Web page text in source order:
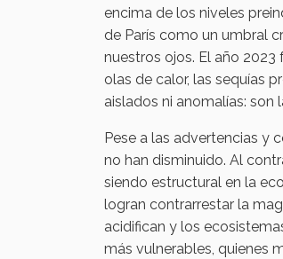
encima de los niveles
de París como un umbral
nuestros ojos. El año
olas de calor, las sequías
aislados ni anomalías: son
Pese a las advertencias y
no han disminuido. Al
siendo estructural en la
logran contrarrestar la
acidifican y los
más vulnerables, quienes